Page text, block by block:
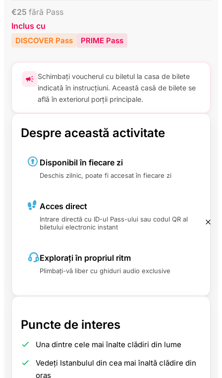
€25 fără Pass
Inclus cu
DISCOVER Pass PRIME Pass
Schimbați voucherul cu biletul la casa de bilete
indicată în instrucțiuni. Această casă de bilete se
află în exteriorul porții principale.
Despre această activitate
Disponibil în fiecare zi
Deschis zilnic, poate fi accesat în fiecare zi
Acces direct
Intrare directă cu ID-ul Pass-ului sau codul QR al
biletului electronic instant
Explorați în propriul ritm
Plimbați-vă liber cu ghiduri audio exclusive
Puncte de interes
Una dintre cele mai înalte clădiri din lume
Vedeți Istanbulul din cea mai înaltă clădire din
oraș